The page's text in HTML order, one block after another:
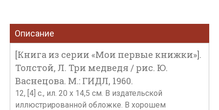
Описание
[Книга из серии «Мои первые книжки»].
Толстой, Л. Три медведя / рис. Ю.
Васнецова. М.: ГИДЛ, 1960.
12, [4] с., ил. 20 х 14,5 см. В издательской
иллюстрированной обложке. В хорошем